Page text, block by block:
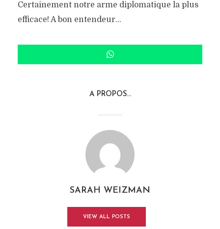
Certainement notre arme diplomatique la plus
efficace! A bon entendeur…
A PROPOS...
SARAH WEIZMAN
VIEW ALL POSTS